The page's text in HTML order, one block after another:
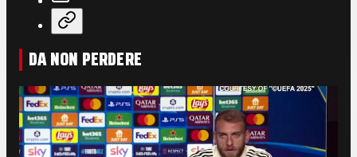
DA NON PERDERE